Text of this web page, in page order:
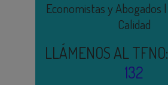
Economistas y Abogados
Calidad
LLÁMENOS AL TFNO:
132